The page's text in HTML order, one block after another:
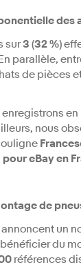
sur3 (32 %)
parallèle,
de pièces
enregistrons
nous
pour eBay en
de
annoncent un
du
références